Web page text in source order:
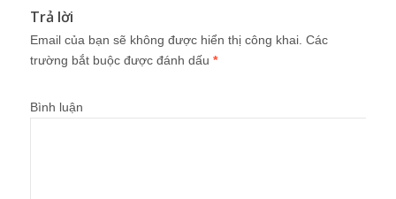
Trả lời
Email của bạn sẽ không được hiển thị công khai. Các
trường bắt buộc được đánh dấu *
Bình luận